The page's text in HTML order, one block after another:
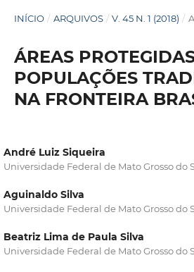
INÍCIO / ARQUIVOS / V. 45 N. 1 (2018) /
ÁREAS
POPULAÇÕES
NA FRONTEIRA
André Luiz Siqueira
Universidade Federal de Mato Grosso do
Aguinaldo Silva
Universidade Federal de Mato Grosso do
Beatriz Lima de Paula Silva
Universidade Federal de Mato Grosso do